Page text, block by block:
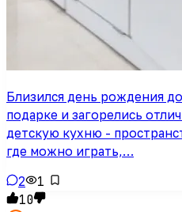
Близился день рождения
подарке и загорелись
детскую кухню -
где можно играть,…
2
1
10